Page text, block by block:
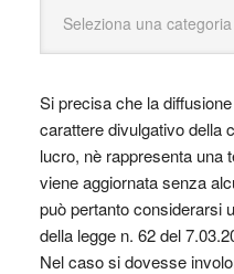
Si precisa che la
carattere divulgativo della
lucro, nè rappresenta una
viene aggiornata senza
può pertanto considerarsi
della legge n. 62 del
Nel caso si dovesse